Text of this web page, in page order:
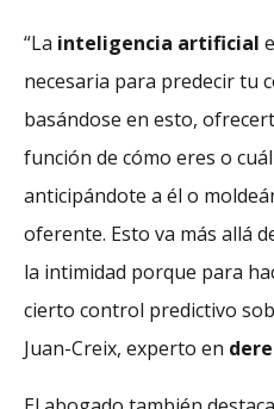
“La inteligencia artificial
necesaria para predecir tu
basándose en esto,
función de cómo eres o
anticipándote a él o
oferente. Esto va más allá
la intimidad porque para
cierto control predictivo
Juan-Creix, experto en